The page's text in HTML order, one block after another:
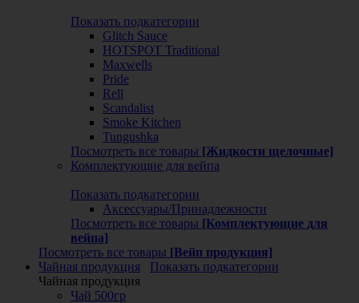
Показать подкатегории
Glitch Sauce
HOTSPOT Traditional
Maxwells
Pride
Rell
Scandalist
Smoke Kitchen
Tungushka
Посмотреть все товары [Жидкости щелочные]
Комплектующие для вейпа
Показать подкатегории
Аксессуары/Принадлежности
Посмотреть все товары [Комплектующие для
вейпа]
Посмотреть все товары [Вейп продукция]
Чайная продукция
Показать подкатегории
Чайная продукция
Чай 500гр